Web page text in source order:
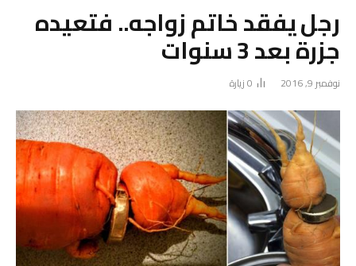
رجل يفقد خاتم زواجه.. فتعيده
جزرة بعد 3 سنوات
نوفمبر 9, 2016 0زيارة